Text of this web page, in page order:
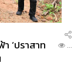
‘ปราสาท
...